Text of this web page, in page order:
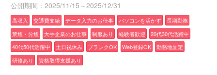
公開期間：2025/11/15～2025/12/31
高収入 交通費支給 データ入力のお仕事 パソコンを活かす
長期勤務
禁煙・分煙
大手企業のお仕事 制服あり 経験者歓迎
20代30代活躍中
40代50代活躍中
土日祝休み ブランクOK Web登録OK
勤務地固定
研修あり
資格取得支援あり